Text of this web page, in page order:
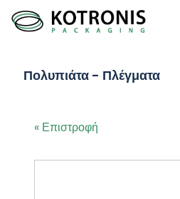
Πολυπιάτα - Πλέγματα
« Επιστροφή